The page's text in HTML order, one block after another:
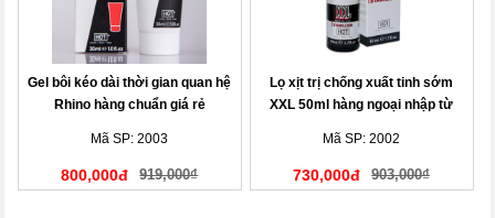
Gel bôi kéo dài thời gian quan hệ
Rhino hàng chuẩn giá rẻ
Mã SP: 2003
800,000đ 919,000₫
Lọ xịt trị chống xuất tinh sớm
XXL 50ml hàng ngoại nhập từ
Mã SP: 2002
730,000đ 903,000₫